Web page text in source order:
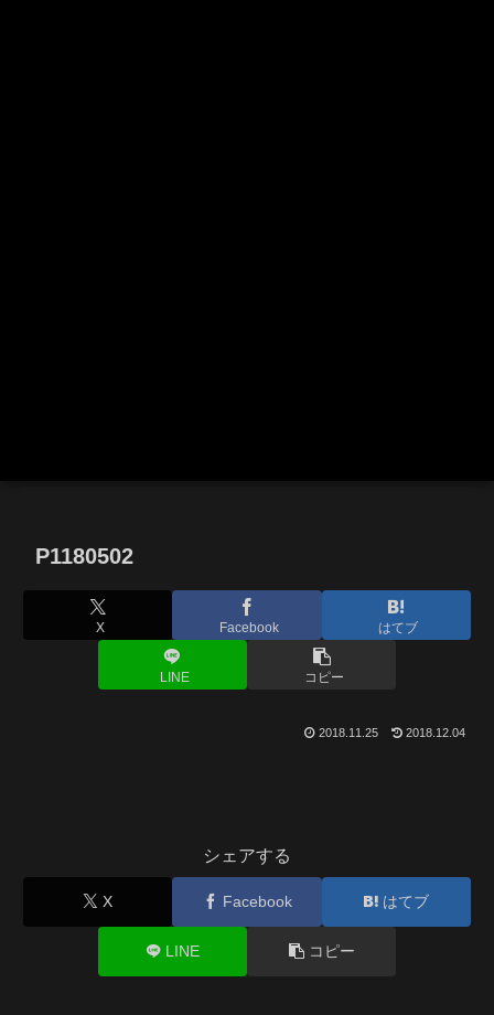
P1180502
X Facebook はてブ
LINE コピー
2018.11.25 2018.12.04
シェアする
X Facebook はてブ
LINE コピー